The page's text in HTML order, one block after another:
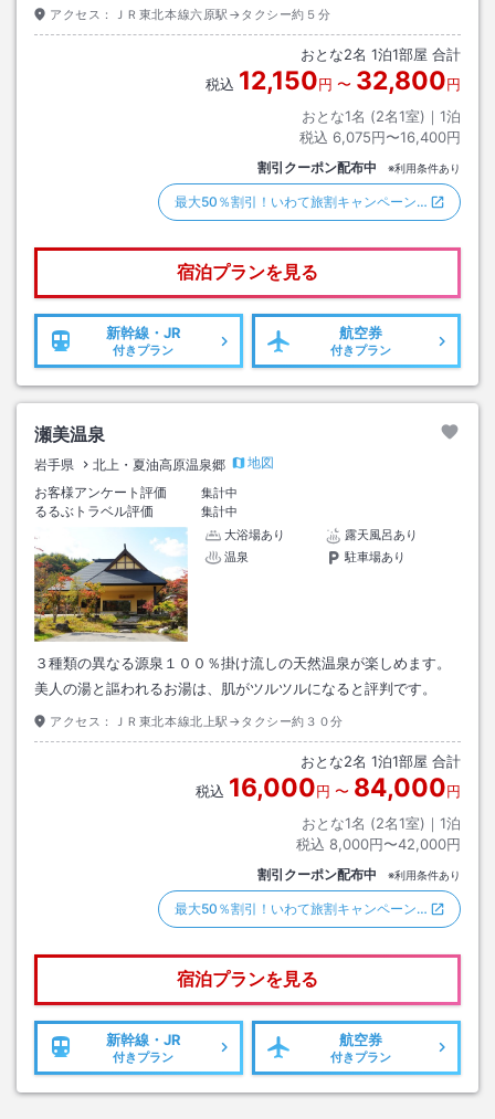
アクセス： ＪＲ東北本線六原駅→タクシー約５分
おとな2名 1泊1部屋 合計
税込 12,150円 〜 32,800円
おとな1名 (2名1室)｜ 1泊
税込 6,075円〜16,400円
割引クーポン配布中 ※利用条件あり
最大50％割引！いわて旅割キャンペーン…
宿泊プランを見る
新幹線・JR
付きプラン
航空券
付きプラン
瀬美温泉
岩手県 北上・夏油高原温泉郷
地図
お客様アンケート評価
集計中
るるぶトラベル評価
集計中
大浴場あり
露天風呂あり
温泉
駐車場あり
３種類の異なる源泉１００％掛け流しの天然温泉が楽しめます。
美人の湯と謳われるお湯は、肌がツルツルになると評判です。
アクセス： ＪＲ東北本線北上駅→タクシー約３０分
おとな2名 1泊1部屋 合計
税込 16,000円 〜 84,000円
おとな1名 (2名1室)｜ 1泊
税込 8,000円〜42,000円
割引クーポン配布中 ※利用条件あり
最大50％割引！いわて旅割キャンペーン…
宿泊プランを見る
新幹線・JR
付きプラン
航空券
付きプラン